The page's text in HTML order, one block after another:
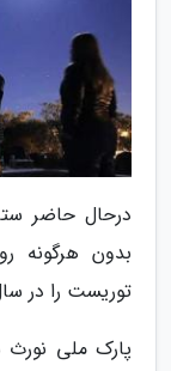
درحال حاضر
توریست را در
پارک ملی نورث